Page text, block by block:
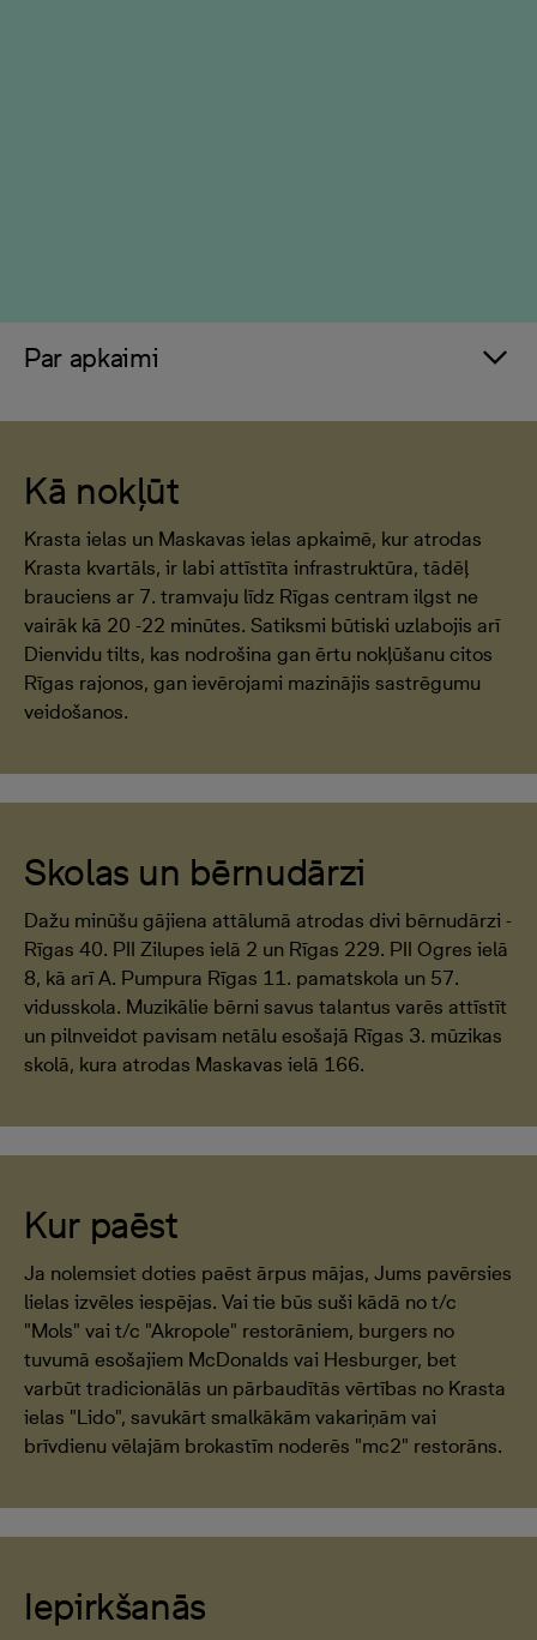
Par apkaimi
Kā nokļūt
Krasta ielas un Maskavas ielas apkaimē, kur atrodas
Krasta kvartāls, ir labi attīstīta infrastruktūra, tādēļ
brauciens ar 7. tramvaju līdz Rīgas centram ilgst ne
vairāk kā 20 -22 minūtes. Satiksmi būtiski uzlabojis arī
Dienvidu tilts, kas nodrošina gan ērtu nokļūšanu citos
Rīgas rajonos, gan ievērojami mazinājis sastrēgumu
veidošanos.
Skolas un bērnudārzi
Dažu minūšu gājiena attālumā atrodas divi bērnudārzi -
Rīgas 40. PII Zilupes ielā 2 un Rīgas 229. PII Ogres ielā
8, kā arī A. Pumpura Rīgas 11. pamatskola un 57.
vidusskola. Muzikālie bērni savus talantus varēs attīstīt
un pilnveidot pavisam netālu esošajā Rīgas 3. mūzikas
skolā, kura atrodas Maskavas ielā 166.
Kur paēst
Ja nolemsiet doties paēst ārpus mājas, Jums pavērsies
lielas izvēles iespējas. Vai tie būs suši kādā no t/c
"Mols" vai t/c "Akropole" restorāniem, burgers no
tuvumā esošajiem McDonalds vai Hesburger, bet
varbūt tradicionālās un pārbaudītās vērtības no Krasta
ielas "Lido", savukārt smalkākām vakariņām vai
brīvdienu vēlajām brokastīm noderēs "mc2" restorāns.
Iepirkšanās